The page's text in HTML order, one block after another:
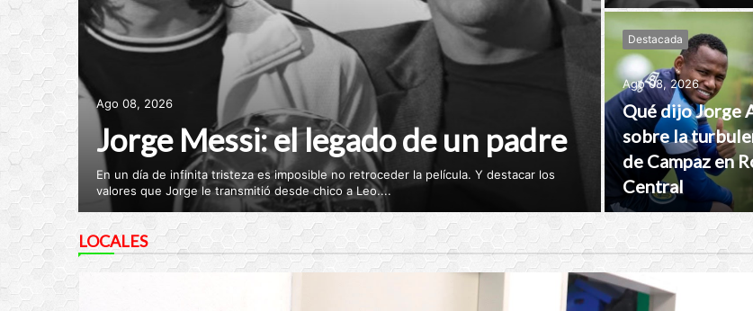
Ago 08, 2026
Jorge Messi: el legado de un padre
En un día de infinita tristeza es imposible no retroceder la película. Y destacar los
valores que Jorge le transmitió desde chico a Leo....
Destacada
Ago 08, 2026
Qué dijo Jorge
sobre la
de Campaz en
Central
LOCALES